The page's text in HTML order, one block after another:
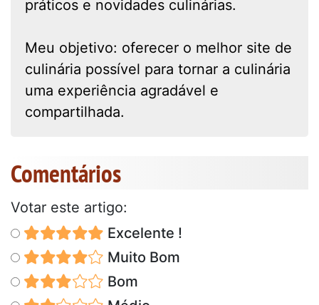
práticos e novidades culinárias.
Meu objetivo: oferecer o melhor site de
culinária possível para tornar a culinária
uma experiência agradável e
compartilhada.
Comentários
Votar este artigo:
Excelente !
Muito Bom
Bom